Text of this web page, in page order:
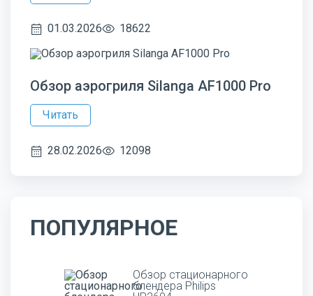
01.03.2026 18622
Обзор аэрогриля Silanga AF1000 Pro
Читать
28.02.2026 12098
ПОПУЛЯРНОЕ
Обзор стационарного
блендера Philips